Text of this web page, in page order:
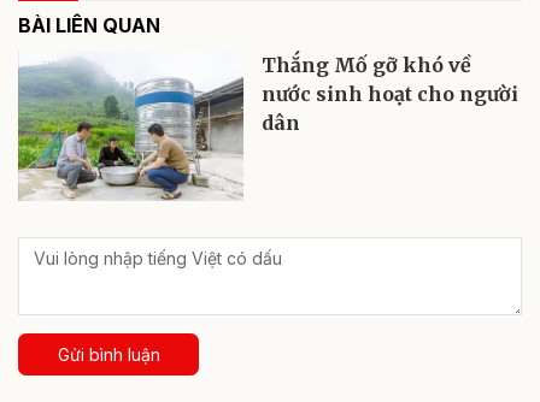
BÀI LIÊN QUAN
Thắng Mố gỡ khó về
nước sinh hoạt cho người
dân
Gửi bình luận